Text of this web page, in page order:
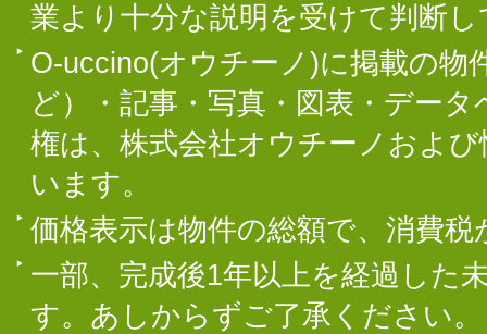
業より十分な説明を受けて判断
O-uccino(オウチーノ)に掲載の物
ど）・記事・写真・図表・デー
権は、株式会社オウチーノおよ
います。
価格表示は物件の総額で、消費
一部、完成後1年以上を経過した
す。あしからずご了承ください。